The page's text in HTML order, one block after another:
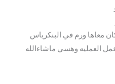
معاها ورم في البنكرياس
العمليه وهسي ماشاءالله